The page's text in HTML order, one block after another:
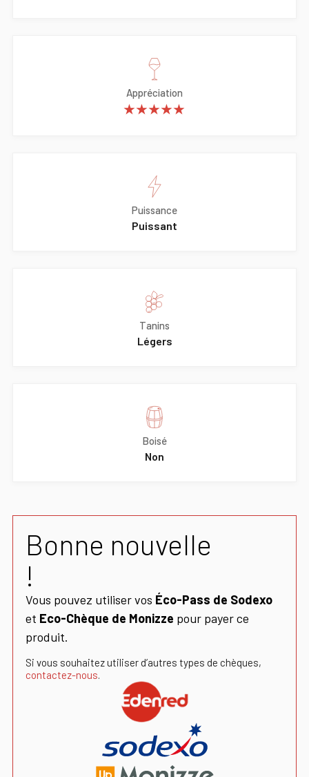
Appréciation
★★★★★
Puissance
Puissant
Tanins
Légers
Boisé
Non
Bonne nouvelle
!
Vous pouvez utiliser vos Éco-Pass de Sodexo
et Eco-Chèque de Monizze pour payer ce
produit.
Si vous souhaitez utiliser d’autres types de chèques,
contactez-nous.